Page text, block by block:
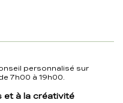
personnalisé sur
7h00 à 19h00.
et à la créativité